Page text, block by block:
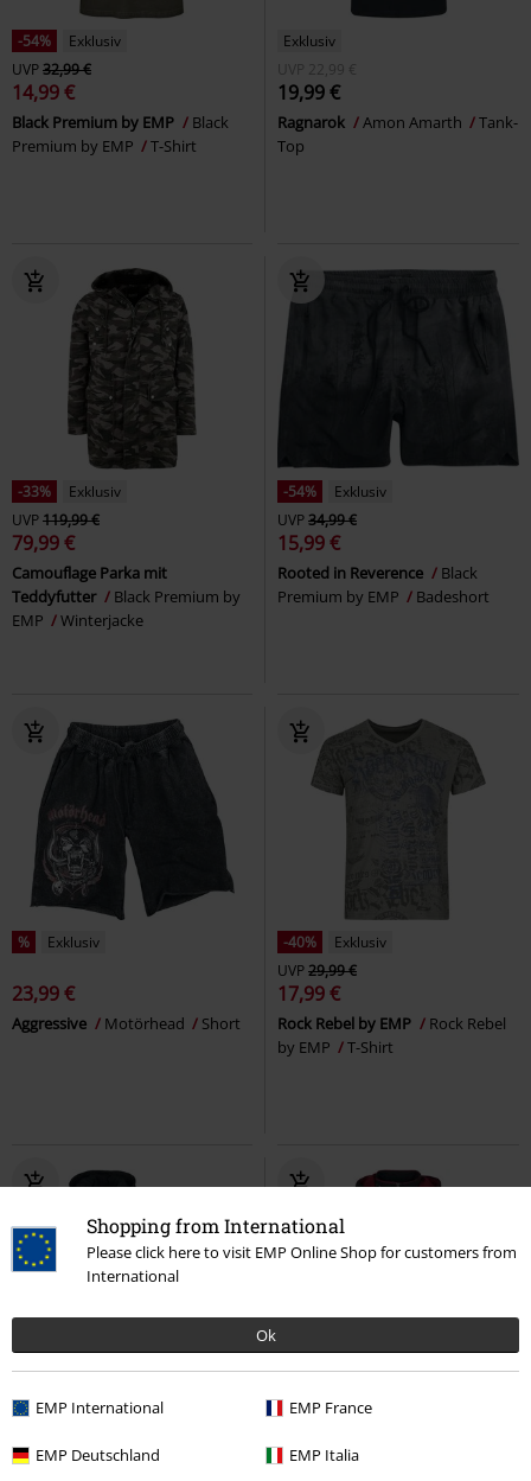
Shopping from International
Please click here to visit EMP Online Shop for customers from
International
Ok
EMP International EMP France
EMP Deutschland EMP Italia
-54%
Exklusiv
UVP32,99 €
14,99 €
Black Premium by EMP
Black
Premium by EMP
T-Shirt
Exklusiv
UVP
22,99 €
19,99 €
Ragnarok Amon Amarth
Tank-
Top
-33%
Exklusiv
UVP119,99 €
79,99 €
Camouflage Parka mit
Teddyfutter
Black Premium by
EMP
Winterjacke
-54%
Exklusiv
UVP34,99 €
15,99 €
Rooted in Reverence
Black
Premium by EMP
Badeshort
% Exklusiv
23,99 €
Aggressive Motörhead Short
-40%
Exklusiv
UVP29,99 €
17,99 €
Rock Rebel by EMP
Rock Rebel
by EMP
T-Shirt
249,99 €
UVP
ab59,49 €